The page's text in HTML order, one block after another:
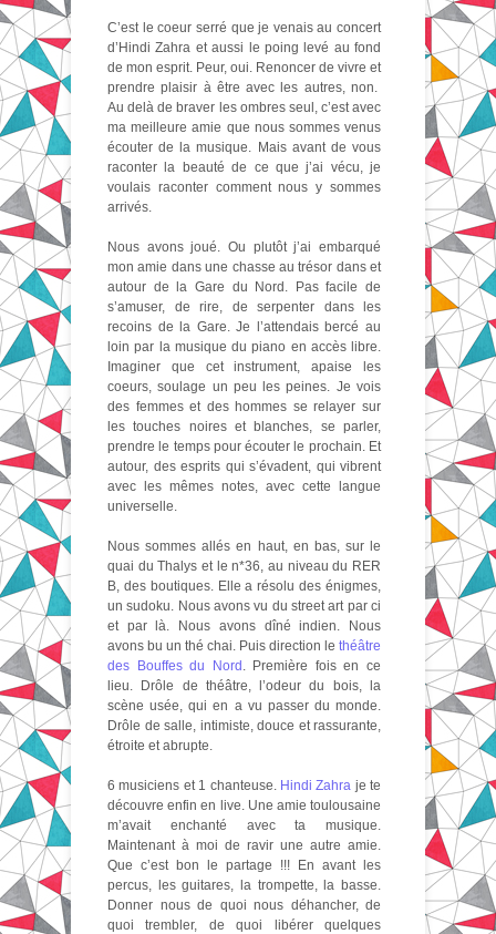
C’est le coeur serré que je venais au concert
d’Hindi Zahra et aussi le poing levé au fond
de mon esprit. Peur, oui. Renoncer de vivre et
prendre plaisir à être avec les autres, non.
Au delà de braver les ombres seul, c’est avec
ma meilleure amie que nous sommes venus
écouter de la musique. Mais avant de vous
raconter la beauté de ce que j’ai vécu, je
voulais raconter comment nous y sommes
arrivés.
Nous avons joué. Ou plutôt j’ai embarqué
mon amie dans une chasse au trésor dans et
autour de la Gare du Nord. Pas facile de
s’amuser, de rire, de serpenter dans les
recoins de la Gare. Je l’attendais bercé au
loin par la musique du piano en accès libre.
Imaginer que cet instrument, apaise les
coeurs, soulage un peu les peines. Je vois
des femmes et des hommes se relayer sur
les touches noires et blanches, se parler,
prendre le temps pour écouter le prochain. Et
autour, des esprits qui s’évadent, qui vibrent
avec les mêmes notes, avec cette langue
universelle.
Nous sommes allés en haut, en bas, sur le
quai du Thalys et le n*36, au niveau du RER
B, des boutiques. Elle a résolu des énigmes,
un sudoku. Nous avons vu du street art par ci
et par là. Nous avons dîné indien. Nous
avons bu un thé chai. Puis direction le théâtre
des Bouffes du Nord . Première fois en ce
lieu. Drôle de théâtre, l’odeur du bois, la
scène usée, qui en a vu passer du monde.
Drôle de salle, intimiste, douce et rassurante,
étroite et abrupte.
6 musiciens et 1 chanteuse. Hindi Zahra je te
découvre enfin en live. Une amie toulousaine
m’avait enchanté avec ta musique.
Maintenant à moi de ravir une autre amie.
Que c’est bon le partage !!! En avant les
percus, les guitares, la trompette, la basse.
Donner nous de quoi nous déhancher, de
quoi trembler, de quoi libérer quelques